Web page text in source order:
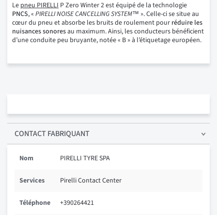
Le pneu PIRELLI P Zero Winter 2 est équipé de la technologie
PNCS, « PIRELLI NOISE CANCELLING SYSTEM™ ». Celle-ci se situe au
cœur du pneu et absorbe les bruits de roulement pour réduire les
nuisances sonoresau maximum. Ainsi, les conducteurs bénéficient
d’une conduite peu bruyante, notée « B » à l’étiquetage européen.
CONTACT FABRIQUANT
Nom PIRELLI TYRE SPA
Services Pirelli Contact Center
Téléphone +390264421